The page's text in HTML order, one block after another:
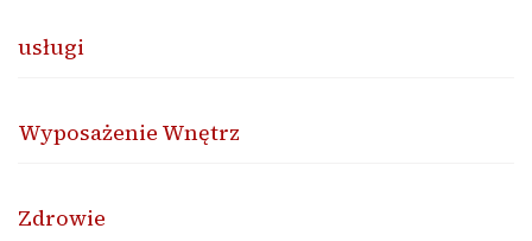
usługi
Wyposażenie Wnętrz
Zdrowie